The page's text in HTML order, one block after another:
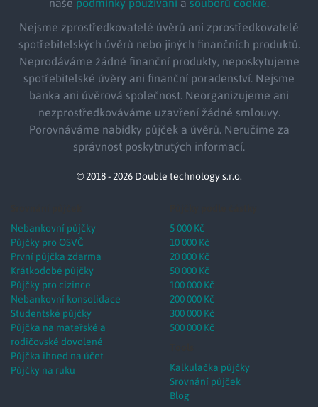
naše podmínky používání a souborů cookie.
Nejsme zprostředkovatelé úvěrů ani zprostředkovatelé
spotřebitelských úvěrů nebo jiných finančních produktů.
Neprodáváme žádné finanční produkty, neposkytujeme
spotřebitelské úvěry ani finanční poradenství. Nejsme
banka ani úvěrová společnost. Neorganizujeme ani
nezprostředkováváme uzavření žádné smlouvy.
Porovnáváme nabídky půjček a úvěrů. Neručíme za
správnost poskytnutých informací.
© 2018 - 2026 Double technology s.r.o.
Nebankovní půjčky
Půjčky pro OSVČ
První půjčka zdarma
Krátkodobé půjčky
Půjčky pro cizince
Nebankovní konsolidace
Studentské půjčky
Půjčka na mateřské a
rodičovské dovolené
Půjčka ihned na účet
Půjčky na ruku
5 000 Kč
10 000 Kč
20 000 Kč
50 000 Kč
100 000 Kč
200 000 Kč
300 000 Kč
500 000 Kč
Kalkulačka půjčky
Srovnání půjček
Blog